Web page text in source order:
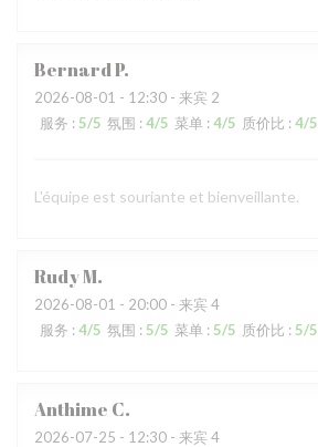
BernardP
2026-08-01 - 12:30 - 来宾 2
服务 : 5/5 氛围 : 4/5 菜单 : 4/5 质价比 : 4/5
L'équipe est souriante et bienveillante.
RudyM
2026-08-01 - 20:00 - 来宾 4
服务 : 4/5 氛围 : 5/5 菜单 : 5/5 质价比 : 5/5
Anthime C
2026-07-25 - 12:30 - 来宾 4